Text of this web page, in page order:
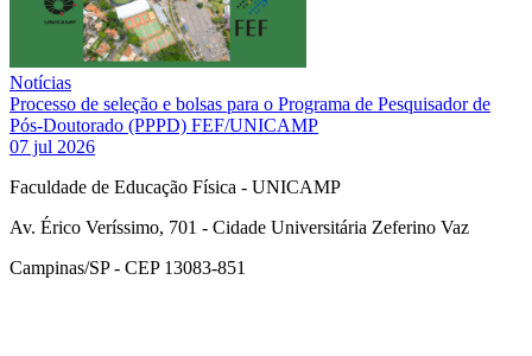
Notícias
Processo de seleção e bolsas para o Programa de Pesquisador de
Pós-Doutorado (PPPD) FEF/UNICAMP
07 jul 2026
Faculdade de Educação Física - UNICAMP
Av. Érico Veríssimo, 701 - Cidade Universitária Zeferino Vaz
Campinas/SP - CEP 13083-851